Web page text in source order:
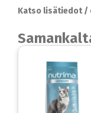
Katso lisätiedot /